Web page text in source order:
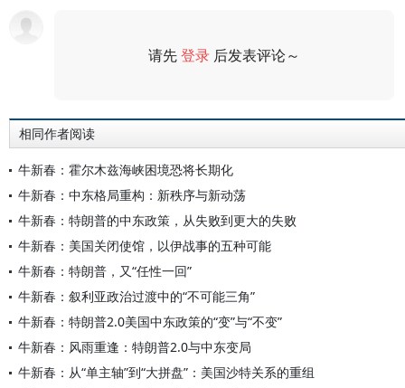
请先登录 后发表评论～
相同作者阅读
牛新春：霍尔木兹海峡困境恐将长期化
牛新春：中东格局重构：新秩序与新动荡
牛新春：特朗普的中东政策，从失败到更大的失败
牛新春：美国关闭使馆，以伊战事的五种可能
牛新春：特朗普，又“任性一回”
牛新春：叙利亚政治过渡中的“不可能三角”
牛新春：特朗普2.0美国中东政策的“变”与“不变”
牛新春：风雨重逢：特朗普2.0与中东变局
牛新春：从“单主轴”到“大拼盘”：美国沙特关系的重组